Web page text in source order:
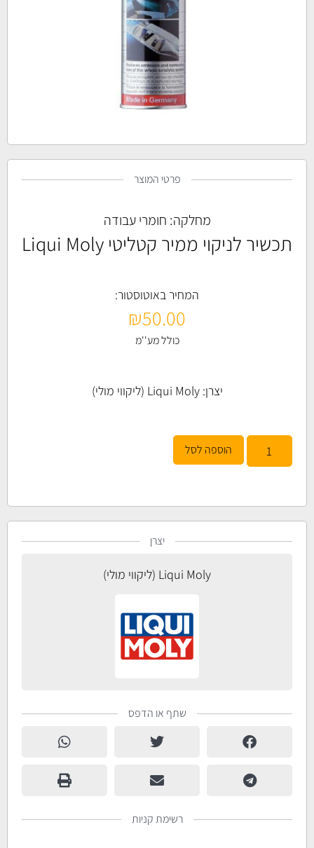
פרטי המוצר
מחלקה: חומרי עבודה
תכשיר לניקוי ממיר קטליטי Liqui Moly
המחיר באוטוסטור:
₪50.00
כולל מע''מ
יצרן:Liqui Moly (ליקווי מולי)
הוספה לסל
יצרן
Liqui Moly (ליקווי מולי)
שתף או הדפס
רשימת קניות